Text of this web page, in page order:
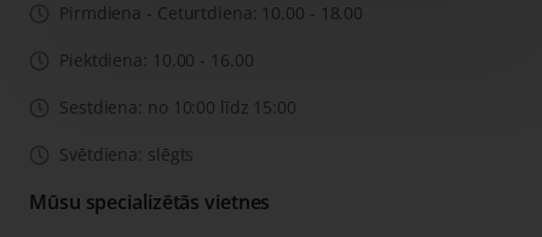
Pirmdiena - Ceturtdiena: 10.00 - 18.00
Piektdiena: 10.00 - 16.00
Sestdiena: no 10:00 līdz 15:00
Svētdiena: slēgts
Mūsu specializētās vietnes